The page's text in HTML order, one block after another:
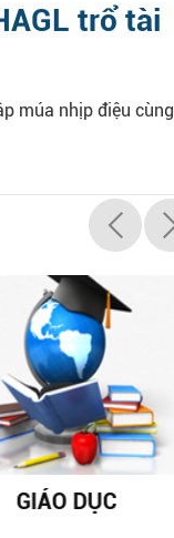
trổ tài
múa nhịp điệu cùng
GIÁO DỤC